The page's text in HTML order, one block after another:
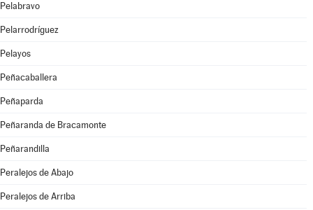
Pelabravo
Pelarrodríguez
Pelayos
Peñacaballera
Peñaparda
Peñaranda de Bracamonte
Peñarandilla
Peralejos de Abajo
Peralejos de Arriba